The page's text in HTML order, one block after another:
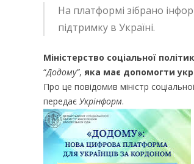
На платформі зібрано
підтримку в Україні.
Міністерство соціальної
“Додому”, яка має допомогти
Про це повідомив міністр
передає Укрінформ.